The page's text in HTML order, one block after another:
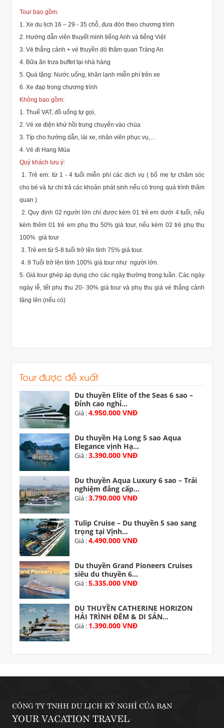
Tour bao gồm:
1. Xe du lịch 16 – 29 - 35 chỗ, đưa đón theo chương trình
2. Hướng dẫn viên thuyết minh tiếng Anh và tiếng Việt
3. Vé thắng cảnh + vé thuyền đò thăm quan Tràng An
4. Bữa ăn trưa buffet tại nhà hàng
5. Quà tặng: Nước uống, khăn lạnh miễn phí trên xe
6. Xe đạp trong chương trình
Không bao gồm:
1. Thuế VAT, đồ uống tự gọi,
2. Vé xe điện khứ hồi trung chuyển vào chùa
3. Típ cho hướng dẫn, lái xe, nhân viên phục vụ,…
4. Vé đi Hang Múa
Quý khách lưu ý:
1. Trẻ em: từ 1 - 4 tuổi miễn phí các dịch vụ ( bố mẹ tự chăm sóc
cho bé và tự chi trả các khoản phát sinh nếu có trong quá trình thăm
quan )
2. Quy định 02 người lớn chỉ được kèm 01 trẻ em dưới 4 tuổi, nếu
kèm thêm 01 trẻ em phụ thu 50% giá tour, nếu kèm 02 trẻ phụ thu
100% giá tour
3. Trẻ em từ 5-8 tuổi trở lên tính 75% giá tour.
4. 9 Tuổi trở lên tính 100% giá tour như người lớn.
5. Giá tour ghép áp dụng cho các ngày thường trong tuần. Các ngày
ngày lễ, tết phụ thu 20- 30% giá tour và phụ thu giá vé thắng cảnh
tăng lên (nếu có)
Tour được đề xuất
Du thuyền Elite of the Seas 6 sao –
Đỉnh cao nghỉ...
Giá :4.950.000 VNĐ
Du thuyền Hạ Long 5 sao Aqua
Elegance vịnh Hạ...
Giá :3.390.000 VNĐ
Du thuyền Aqua Luxury 6 sao – Trải
nghiệm đẳng cấp...
Giá :3.790.000 VNĐ
Tulip Cruise – Du thuyền 5 sao sang
trọng tại Vịnh...
Giá :4.490.000 VNĐ
Du thuyền Grand Pioneers Cruises
siêu du thuyền 6...
Giá :5.335.000 VNĐ
DU THUYỀN CATHERINE HORIZON
HẢI TRÌNH ĐÊM & DI SẢN...
Giá : 1.390.000 VNĐ
CÔNG TY TNHH DU LỊCH KỲ NGHỈ CỦA BẠN
YOUR VACATION TRAVEL